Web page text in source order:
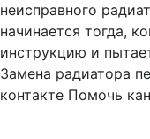
неисправного
начинается тогда,
инструкцию и
Замена радиатора
контакте Помочь